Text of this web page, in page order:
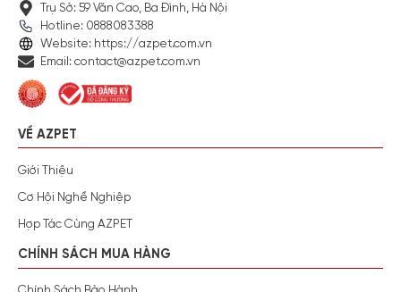
Trụ Sở: 59 Văn Cao, Ba Đình, Hà Nội
Hotline: 0888083388
Website: https://azpet.com.vn
Email: contact@azpet.com.vn
VỀ AZPET
Giới Thiệu
Cơ Hội Nghề Nghiệp
Hợp Tác Cùng AZPET
CHÍNH SÁCH MUA HÀNG